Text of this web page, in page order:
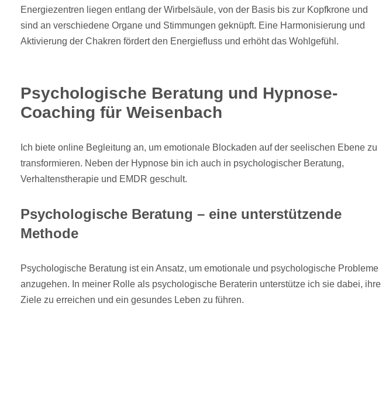
Energiezentren liegen entlang der Wirbelsäule, von der Basis bis zur Kopfkrone und
sind an verschiedene Organe und Stimmungen geknüpft. Eine Harmonisierung und
Aktivierung der Chakren fördert den Energiefluss und erhöht das Wohlgefühl.
Psychologische Beratung und Hypnose-
Coaching für Weisenbach
Ich biete online Begleitung an, um emotionale Blockaden auf der seelischen Ebene zu
transformieren. Neben der Hypnose bin ich auch in psychologischer Beratung,
Verhaltenstherapie und EMDR geschult.
Psychologische Beratung – eine unterstützende
Methode
Psychologische Beratung ist ein Ansatz, um emotionale und psychologische Probleme
anzugehen. In meiner Rolle als psychologische Beraterin unterstütze ich sie dabei, ihre
Ziele zu erreichen und ein gesundes Leben zu führen.